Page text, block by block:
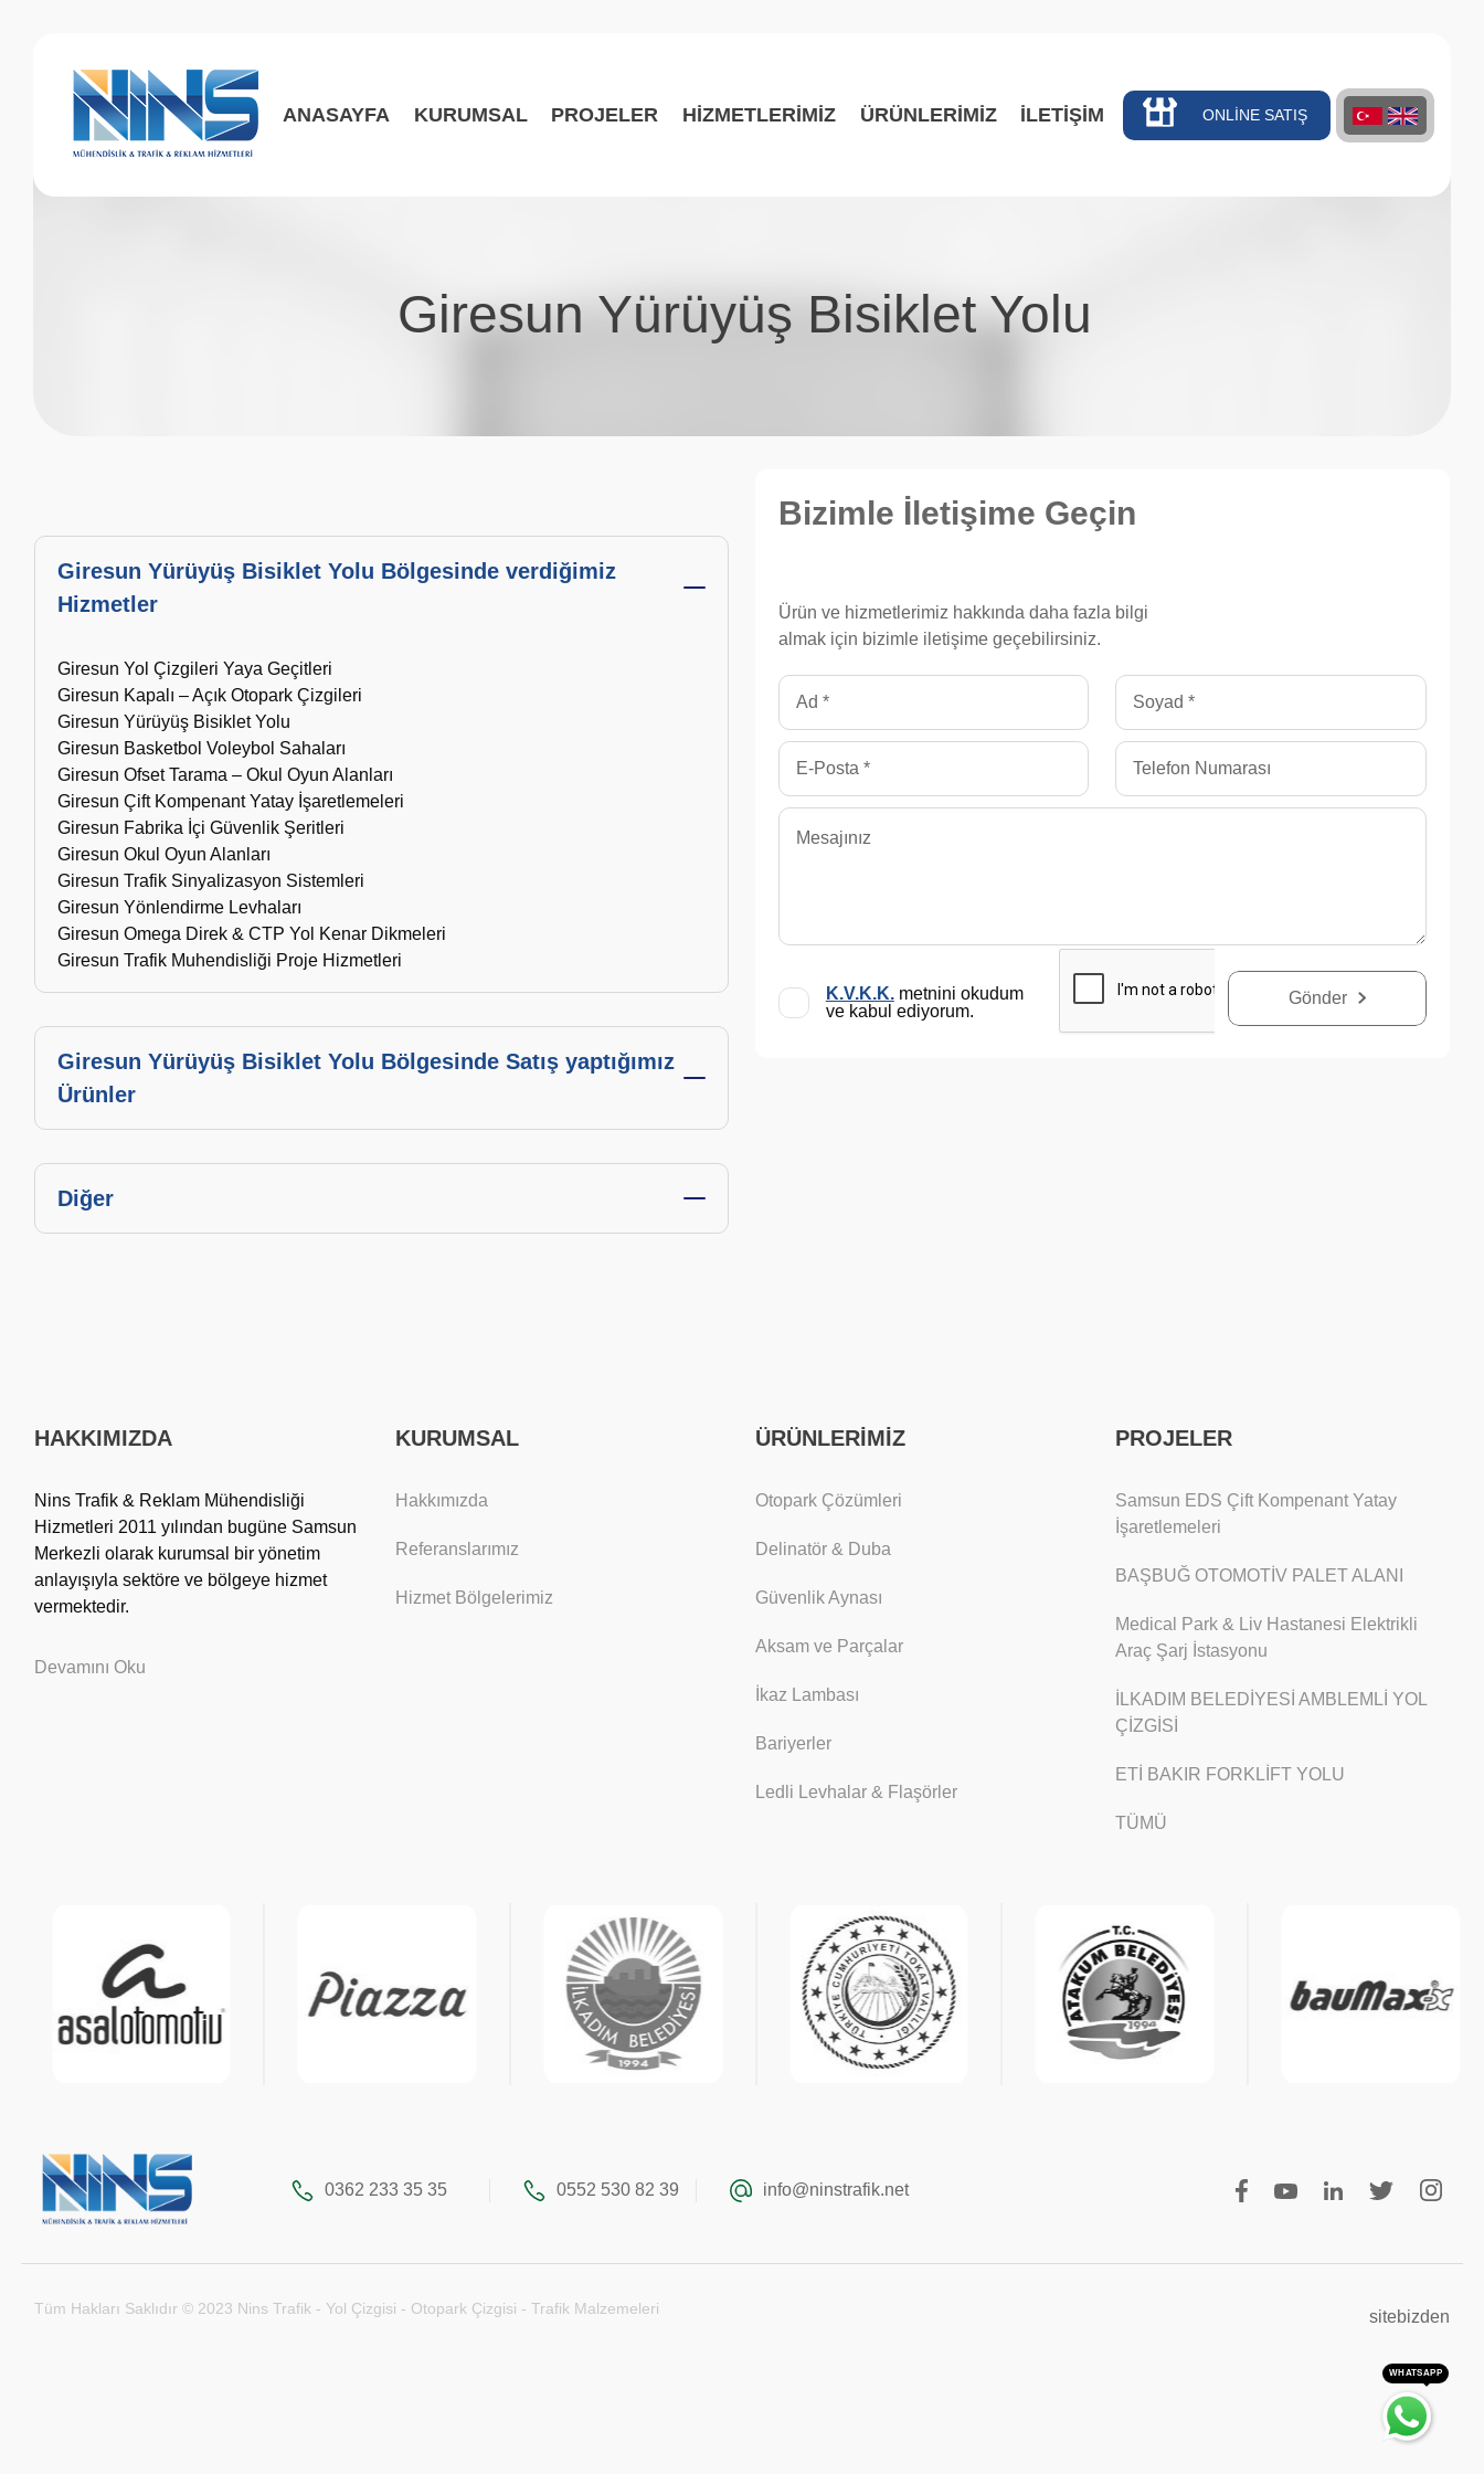
ANASAYFA KURUMSAL PROJELER HİZMETLERİMİZ ÜRÜNLERİMİZ İLETİŞİM ONLİNE SATIŞ
Giresun Yürüyüş Bisiklet Yolu
Giresun Yürüyüş Bisiklet Yolu Bölgesinde verdiğimiz
Hizmetler
Giresun Yol Çizgileri Yaya Geçitleri
Giresun Kapalı – Açık Otopark Çizgileri
Giresun Yürüyüş Bisiklet Yolu
Giresun Basketbol Voleybol Sahaları
Giresun Ofset Tarama – Okul Oyun Alanları
Giresun Çift Kompenant Yatay İşaretlemeleri
Giresun Fabrika İçi Güvenlik Şeritleri
Giresun Okul Oyun Alanları
Giresun Trafik Sinyalizasyon Sistemleri
Giresun Yönlendirme Levhaları
Giresun Omega Direk & CTP Yol Kenar Dikmeleri
Giresun Trafik Muhendisliği Proje Hizmetleri
Giresun Yürüyüş Bisiklet Yolu Bölgesinde Satış yaptığımız
Ürünler
Diğer
Bizimle İletişime Geçin
Ürün ve hizmetlerimiz hakkında daha fazla bilgi
almak için bizimle iletişime geçebilirsiniz.
K.V.K.K.metnini okudum
ve kabul ediyorum.
Gönder
HAKKIMIZDA
Nins Trafik & Reklam Mühendisliği
Hizmetleri 2011 yılından bugüne Samsun
Merkezli olarak kurumsal bir yönetim
anlayışıyla sektöre ve bölgeye hizmet
vermektedir.
Devamını Oku
KURUMSAL
Hakkımızda
Referanslarımız
Hizmet Bölgelerimiz
ÜRÜNLERİMİZ
Otopark Çözümleri
Delinatör & Duba
Güvenlik Aynası
Aksam ve Parçalar
İkaz Lambası
Bariyerler
Ledli Levhalar & Flaşörler
PROJELER
Samsun EDS Çift Kompenant Yatay
İşaretlemeleri
BAŞBUĞ OTOMOTİV PALET ALANI
Medical Park & Liv Hastanesi Elektrikli
Araç Şarj İstasyonu
İLKADIM BELEDİYESİ AMBLEMLİ YOL
ÇİZGİSİ
ETİ BAKIR FORKLİFT YOLU
TÜMÜ
0362 233 35 35 0552 530 82 39 info@ninstrafik.net
Tüm Hakları Saklıdır © 2023 Nins Trafik - Yol Çizgisi - Otopark Çizgisi - Trafik Malzemeleri sitebizden
WHATSAPP